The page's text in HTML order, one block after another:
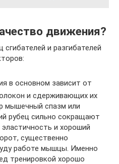
движения?
и разгибателей
в основном зависит от
и сдерживающих их
мышечный спазм или
рубец сильно сокращают
и хороший
существенно
работе мышцы. Именно
тренировкой хорошо